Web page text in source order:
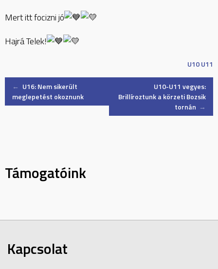
Mert itt focizni jó
Hajrá Telek!
U10U11
Post
← U16: Nem sikerült
meglepetést okoznunk
U10-U11 vegyes:
Brillíroztunk a körzeti Bozsik
tornán →
Támogatóink
Kapcsolat